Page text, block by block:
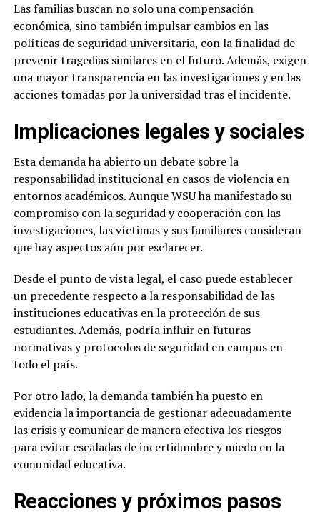
Las familias buscan no solo una compensación
económica, sino también impulsar cambios en las
políticas de seguridad universitaria, con la finalidad de
prevenir tragedias similares en el futuro. Además, exigen
una mayor transparencia en las investigaciones y en las
acciones tomadas por la universidad tras el incidente.
Implicaciones legales y sociales
Esta demanda ha abierto un debate sobre la
responsabilidad institucional en casos de violencia en
entornos académicos. Aunque WSU ha manifestado su
compromiso con la seguridad y cooperación con las
investigaciones, las víctimas y sus familiares consideran
que hay aspectos aún por esclarecer.
Desde el punto de vista legal, el caso puede establecer
un precedente respecto a la responsabilidad de las
instituciones educativas en la protección de sus
estudiantes. Además, podría influir en futuras
normativas y protocolos de seguridad en campus en
todo el país.
Por otro lado, la demanda también ha puesto en
evidencia la importancia de gestionar adecuadamente
las crisis y comunicar de manera efectiva los riesgos
para evitar escaladas de incertidumbre y miedo en la
comunidad educativa.
Reacciones y próximos pasos